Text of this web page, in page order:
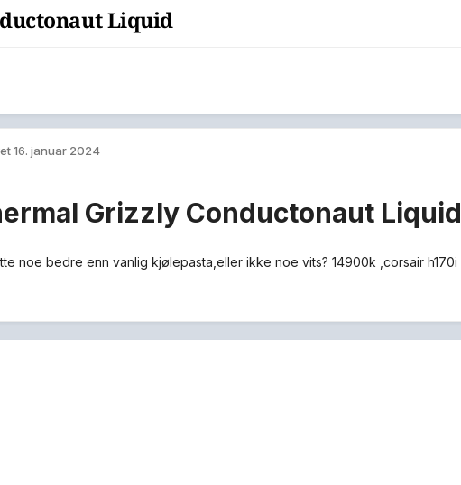
Liquid
16. januar 2024
Grizzly Conductonaut Liquid
noe bedre enn vanlig kjølepasta,eller ikke noe vits? 14900k ,corsair h170i